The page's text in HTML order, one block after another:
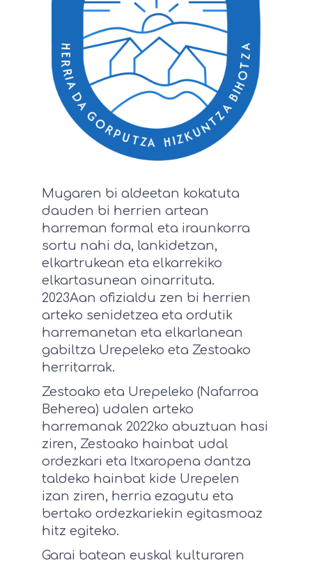
Mugaren bi aldeetan kokatuta
dauden bi herrien artean
harreman formal eta iraunkorra
sortu nahi da, lankidetzan,
elkartrukean eta elkarrekiko
elkartasunean oinarrituta.
2023Aan ofizialdu zen bi herrien
arteko senidetzea eta ordutik
harremanetan eta elkarlanean
gabiltza Urepeleko eta Zestoako
herritarrak.
Zestoako eta Urepeleko (Nafarroa
Beherea) udalen arteko
harremanak 2022ko abuztuan hasi
ziren, Zestoako hainbat udal
ordezkari eta Itxaropena dantza
taldeko hainbat kide Urepelen
izan ziren, herria ezagutu eta
bertako ordezkariekin egitasmoaz
hitz egiteko.
Garai batean euskal kulturaren